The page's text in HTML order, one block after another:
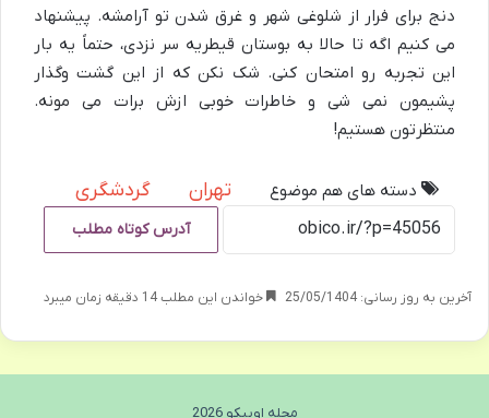
دنج برای فرار از شلوغی شهر و غرق شدن تو آرامشه. پیشنهاد
می کنیم اگه تا حالا به بوستان قیطریه سر نزدی، حتماً یه بار
این تجربه رو امتحان کنی. شک نکن که از این گشت وگذار
پشیمون نمی شی و خاطرات خوبی ازش برات می مونه.
منتظرتون هستیم!
دسته های هم موضوع تهران گردشگری
آدرس کوتاه مطلب
آخرین به روز رسانی: 25/05/1404 خواندن این مطلب 14 دقیقه زمان میبرد
مجله اوبیکو 2026